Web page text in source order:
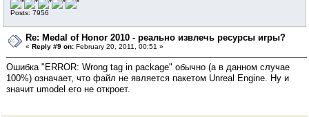
Posts: 7956
Re: Medal of Honor 2010 - реально извлечь ресурсы игры?
« Reply #9 on: February 20, 2011, 00:51 »
Ошибка "ERROR: Wrong tag in package" обычно (а в данном случае
100%) означает, что файл не является пакетом Unreal Engine. Ну и
значит umodel его не откроет.